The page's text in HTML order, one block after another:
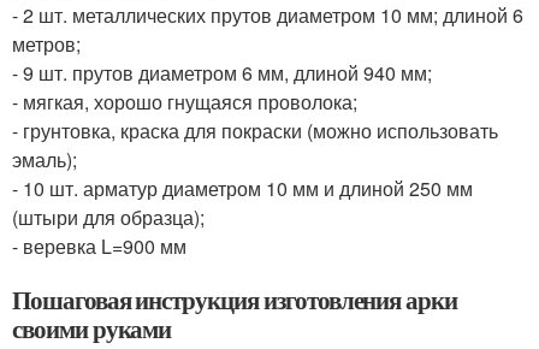
- 2 шт. металлических прутов диаметром 10 мм; длиной 6
метров;
- 9 шт. прутов диаметром 6 мм, длиной 940 мм;
- мягкая, хорошо гнущаяся проволока;
- грунтовка, краска для покраски (можно использовать
эмаль);
- 10 шт. арматур диаметром 10 мм и длиной 250 мм
(штыри для образца);
- веревка L=900 мм
Пошаговая инструкция изготовления арки
своими руками